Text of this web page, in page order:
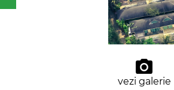
vezi galerie